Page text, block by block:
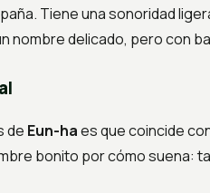
Tiene una sonoridad
nombre delicado, pero con
de Eun-haes que coincide
bonito por cómo suena: